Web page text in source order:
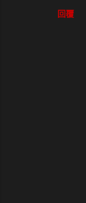
回覆